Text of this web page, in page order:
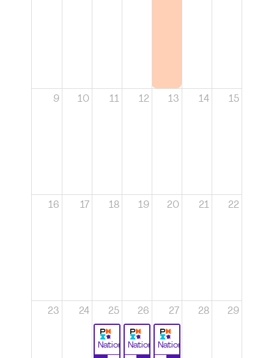
9 10 11 12 13 14 15
16 17 18 19 20 21 22
23 24 25
National
26
National
27
National
28 29